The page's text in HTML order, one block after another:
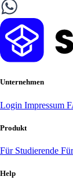
Unternehmen
Login Impressum
Produkt
Für Studierende
Help